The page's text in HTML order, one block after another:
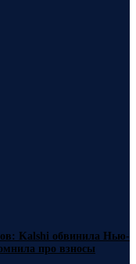
Kalshi обвинила Нью-
про взносы